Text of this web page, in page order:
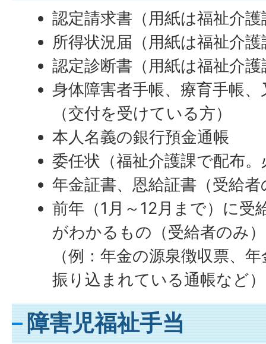
認定請求書（用紙は福祉介
所得状況届（用紙は福祉介
認定診断書（用紙は福祉介
身体障害者手帳、療育手帳
（交付を受けている方）
本人名義の銀行預金通帳
委任状（福祉介護課で配布
年金証書、恩給証書（受給
前年（1月～12月まで）に受
がわかるもの（受給者のみ）
（例：年金の源泉徴収票、
振り込まれている通帳など）
障害児福祉手当